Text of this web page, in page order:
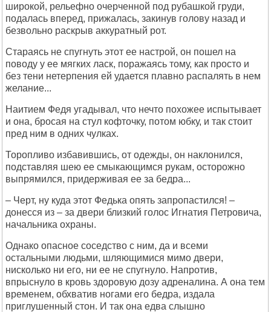
широкой, рельефно очерченной под рубашкой груди,
подалась вперед, прижалась, закинув голову назад и
безвольно раскрыв аккуратный рот.
Стараясь не спугнуть этот ее настрой, он пошел на
поводу у ее мягких ласк, поражаясь тому, как просто и
без тени нетерпения ей удается плавно распалять в нем
желание...
Hаитием Федя угадывал, что нечто похожее испытывает
и она, бросая на стул кофточку, потом юбку, и так стоит
пред ним в одних чулках.
Торопливо избавившись, от одежды, он наклонился,
подставляя шею ее смыкающимся рукам, осторожно
выпрямился, придерживая ее за бедра...
– Черт, ну куда этот Федька опять запропастился! –
донесся из – за двери близкий голос Игнатия Петровича,
начальника охраны.
Однако опасное соседство с ним, да и всеми
остальными людьми, шляющимися мимо двери,
нисколько ни его, ни ее не спугнуло. Hапротив,
впрыснуло в кровь здоровую дозу адреналина. А она тем
временем, обхватив ногами его бедра, издала
приглушенный стон. И так она едва слышно